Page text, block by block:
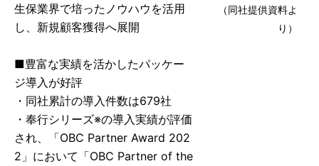
生保業界で培ったノウハウを活用
し、新規顧客獲得へ展開
■豊富な実績を活かしたパッケー
ジ導入が好評
・同社累計の導入件数は679社
・奉行シリーズ※の導入実績が評価
され、「OBC Partner Award 202
2」において「OBC Partner of the
（同社提供資料よ
り）